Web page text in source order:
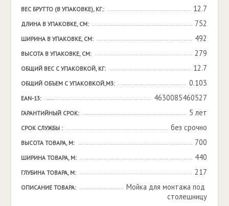
ВЕС БРУТТО (В УПАКОВКЕ), КГ.: 12.7
ДЛИНА В УПАКОВКЕ, СМ: 752
ШИРИНА В УПАКОВКЕ, СМ: 492
ВЫСОТА В УПАКОВКЕ, СМ: 279
ОБЩИЙ ВЕС С УПАКОВКОЙ, КГ: 12.7
ОБЩИЙ ОБЪЕМ С УПАКОВКОЙ,М3: 0.103
EAN-13: 4630085460527
ГАРАНТИЙНЫЙ СРОК: 5 лет
СРОК СЛУЖБЫ : без срочно
ВЫСОТА ТОВАРА, М: 700
ШИРИНА ТОВАРА, М: 440
ГЛУБИНА ТОВАРА, М: 217
ОПИСАНИЕ ТОВАРА:
Мойка для монтажа под
столешницу